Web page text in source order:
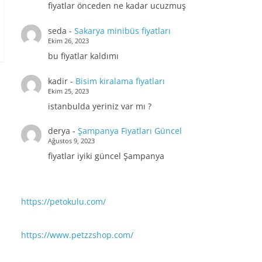
fiyatlar önceden ne kadar ucuzmuş
seda - Sakarya minibüs fiyatları
Ekim 26, 2023
bu fiyatlar kaldımı
kadir- Bisim kiralama fiyatları
Ekim 25, 2023
istanbulda yeriniz var mı ?
derya - Şampanya Fiyatları Güncel
Ağustos 9, 2023
fiyatlar iyiki güncel Şampanya
https://petokulu.com/
https://www.petzzshop.com/